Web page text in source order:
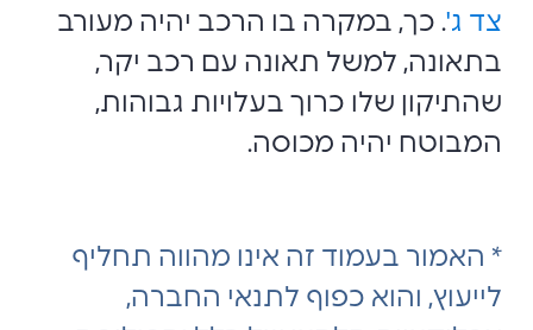
צד ג'. כך, במקרה בו הרכב יהיה מעורב
בתאונה, למשל תאונה עם רכב יקר,
שהתיקון שלו כרוך בעלויות גבוהות,
המבוטח יהיה מכוסה.
* האמור בעמוד זה אינו מהווה תחליף
לייעוץ, והוא כפוף לתנאי החברה,